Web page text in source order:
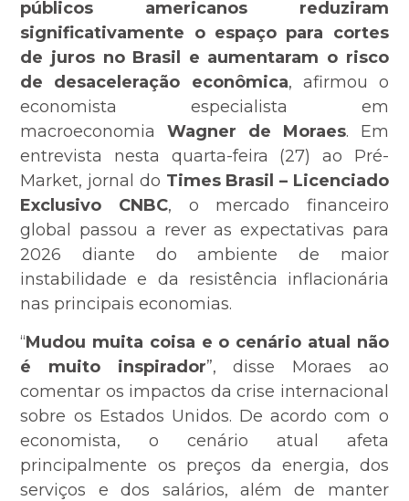
públicos americanos reduziram
significativamente o espaço para cortes
de juros no Brasil e aumentaram o risco
de desaceleração econômica, afirmou o
economista especialista em
macroeconomiaWagner de Moraes. Em
entrevista nesta quarta-feira (27) ao Pré-
Market, jornal do Times Brasil – Licenciado
Exclusivo CNBC, o mercado financeiro
global passou a rever as expectativas para
2026 diante do ambiente de maior
instabilidade e da resistência inflacionária
nas principais economias.
“Mudou muita coisa e o cenário atual não
é muito inspirador”, disse Moraes ao
comentar os impactos da crise internacional
sobre os Estados Unidos. De acordo com o
economista, o cenário atual afeta
principalmente os preços da energia, dos
serviços e dos salários, além de manter